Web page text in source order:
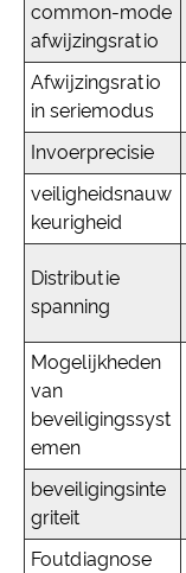
common-mode
afwijzingsratio
Afwijzingsratio
in seriemodus
Invoerprecisie
veiligheidsnauw
keurigheid
Distributie
spanning
Mogelijkheden
van
beveiligingssyst
emen
beveiligingsinte
griteit
Foutdiagnose